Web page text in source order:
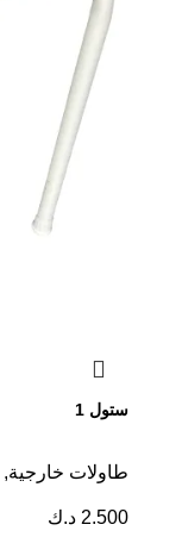
ستول 1
طاولات خارجية,
2.500 د.ك